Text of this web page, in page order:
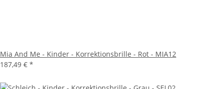
Mia And Me - Kinder - Korrektionsbrille - Rot - MIA12
187,49 € *